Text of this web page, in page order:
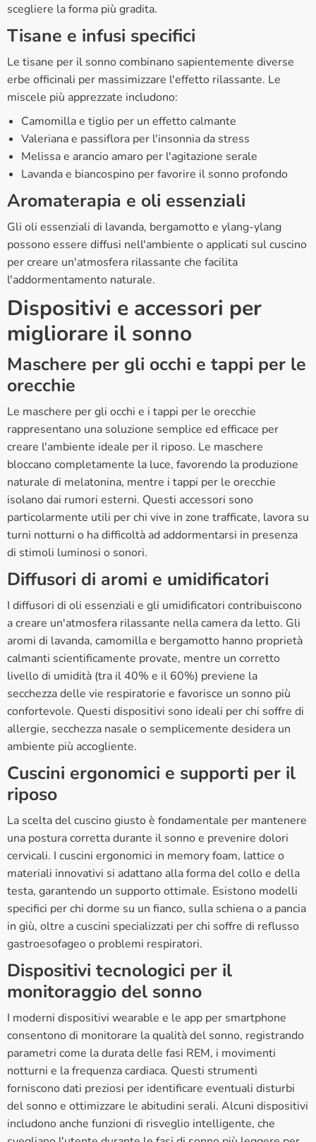
scegliere la forma più gradita.
Tisane e infusi specifici
Le tisane per il sonno combinano sapientemente diverse
erbe officinali per massimizzare l'effetto rilassante. Le
miscele più apprezzate includono:
Camomilla e tiglio per un effetto calmante
Valeriana e passiflora per l'insonnia da stress
Melissa e arancio amaro per l'agitazione serale
Lavanda e biancospino per favorire il sonno profondo
Aromaterapia e oli essenziali
Gli oli essenziali di lavanda, bergamotto e ylang-ylang
possono essere diffusi nell'ambiente o applicati sul cuscino
per creare un'atmosfera rilassante che facilita
l'addormentamento naturale.
Dispositivi e accessori per
migliorare il sonno
Maschere per gli occhi e tappi per le
orecchie
Le maschere per gli occhi e i tappi per le orecchie
rappresentano una soluzione semplice ed efficace per
creare l'ambiente ideale per il riposo. Le maschere
bloccano completamente la luce, favorendo la produzione
naturale di melatonina, mentre i tappi per le orecchie
isolano dai rumori esterni. Questi accessori sono
particolarmente utili per chi vive in zone trafficate, lavora su
turni notturni o ha difficoltà ad addormentarsi in presenza
di stimoli luminosi o sonori.
Diffusori di aromi e umidificatori
I diffusori di oli essenziali e gli umidificatori contribuiscono
a creare un'atmosfera rilassante nella camera da letto. Gli
aromi di lavanda, camomilla e bergamotto hanno proprietà
calmanti scientificamente provate, mentre un corretto
livello di umidità (tra il 40% e il 60%) previene la
secchezza delle vie respiratorie e favorisce un sonno più
confortevole. Questi dispositivi sono ideali per chi soffre di
allergie, secchezza nasale o semplicemente desidera un
ambiente più accogliente.
Cuscini ergonomici e supporti per il
riposo
La scelta del cuscino giusto è fondamentale per mantenere
una postura corretta durante il sonno e prevenire dolori
cervicali. I cuscini ergonomici in memory foam, lattice o
materiali innovativi si adattano alla forma del collo e della
testa, garantendo un supporto ottimale. Esistono modelli
specifici per chi dorme su un fianco, sulla schiena o a pancia
in giù, oltre a cuscini specializzati per chi soffre di reflusso
gastroesofageo o problemi respiratori.
Dispositivi tecnologici per il
monitoraggio del sonno
I moderni dispositivi wearable e le app per smartphone
consentono di monitorare la qualità del sonno, registrando
parametri come la durata delle fasi REM, i movimenti
notturni e la frequenza cardiaca. Questi strumenti
forniscono dati preziosi per identificare eventuali disturbi
del sonno e ottimizzare le abitudini serali. Alcuni dispositivi
includono anche funzioni di risveglio intelligente, che